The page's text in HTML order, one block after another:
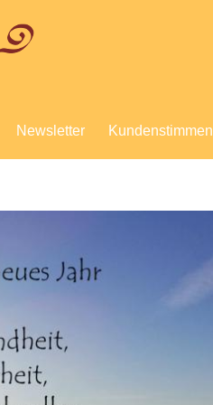
Newsletter Kundenstimmen